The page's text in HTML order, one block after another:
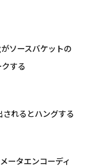
ースバケットの
する
れるとハングする
ータエンコーディ